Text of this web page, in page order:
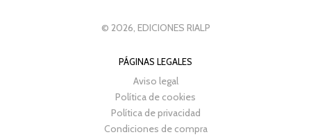
© 2026, EDICIONES RIALP
PÁGINAS LEGALES
Aviso legal
Política de cookies
Política de privacidad
Condiciones de compra